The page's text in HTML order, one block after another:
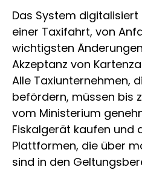
Das System
einer Taxifahrt, von
wichtigsten
Akzeptanz von
Alle Taxiunternehmen,
befördern, müssen bis
vom Ministerium
Fiskalgerät kaufen und
Plattformen, die über
sind in den